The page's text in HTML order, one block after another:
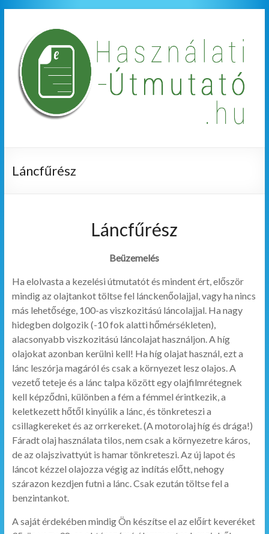
Láncfűrész
Láncfűrész
Beüzemelés
Ha elolvasta a kezelési útmutatót és mindent ért, először
mindig az olajtankot töltse fel lánckenőolajjal, vagy ha nincs
más lehetősége, 100-as viszkozitású láncolajjal. Ha nagy
hidegben dolgozik (-10 fok alatti hőmérsékleten),
alacsonyabb viszkozitású láncolajat használjon. A híg
olajokat azonban kerülni kell! Ha híg olajat használ, ezt a
lánc leszórja magáról és csak a környezet lesz olajos. A
vezető teteje és a lánc talpa között egy olajfilmrétegnek
kell képződni, különben a fém a fémmel érintkezik, a
keletkezett hőtől kinyúlik a lánc, és tönkreteszi a
csillagkereket és az orrkereket. (A motorolaj híg és drága!)
Fáradt olaj használata tilos, nem csak a környezetre káros,
de az olajszivattyút is hamar tönkreteszi. Az új lapot és
láncot kézzel olajozza végig az indítás előtt, nehogy
szárazon kezdjen futni a lánc. Csak ezután töltse fel a
benzintankot.
A saját érdekében mindig Ön készítse el az előírt keveréket